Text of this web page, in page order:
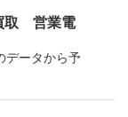
取 営業電
データから予